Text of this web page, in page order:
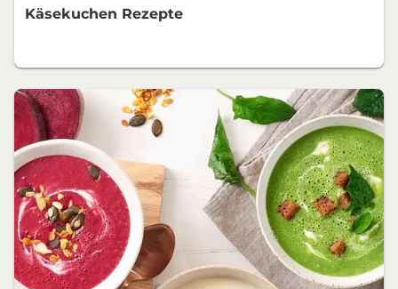
Käsekuchen Rezepte